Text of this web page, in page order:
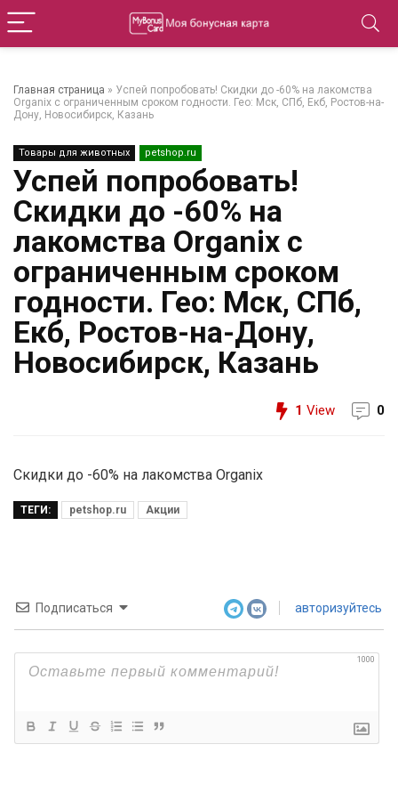
Главная страница » Успей попробовать! Скидки до -60% на лакомства
Organix с ограниченным сроком годности. Гео: Мск, СПб, Екб, Ростов-на-
Дону, Новосибирск, Казань
Товары для животных petshop.ru
Успей попробовать!
Скидки до -60% на
лакомства Organix с
ограниченным сроком
годности. Гео: Мск, СПб,
Екб, Ростов-на-Дону,
Новосибирск, Казань
1 View 0
Скидки до -60% на лакомства Organix
ТЕГИ: petshop.ru Акции
Подписаться авторизуйтесь
1000